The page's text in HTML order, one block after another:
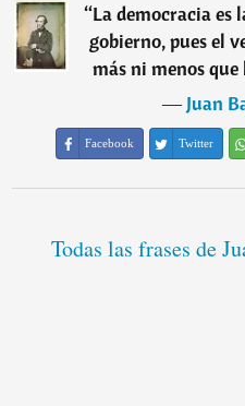
“La democracia es
gobierno, pues el
más ni menos
―Juan
Facebook Twitter
Todas las frases de